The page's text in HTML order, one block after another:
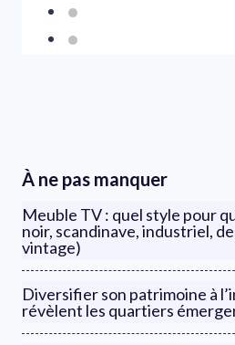
À ne pas manquer
Meuble TV : quel style pour
noir, scandinave, industriel,
vintage)
Diversifier son patrimoine à
révèlent les quartiers